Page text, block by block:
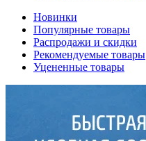
Новинки
Популярные товары
Распродажи и скидки
Рекомендуемые товары
Уцененные товары